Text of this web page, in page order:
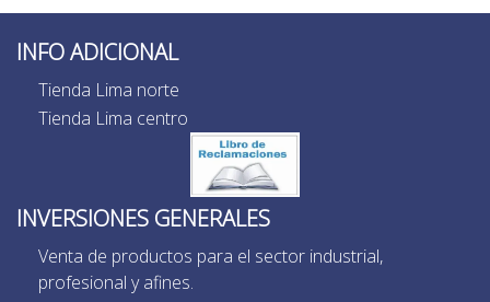
INFO ADICIONAL
Tienda Lima norte
Tienda Lima centro
INVERSIONES GENERALES
Venta de productos para el sector industrial,
profesional y afines.